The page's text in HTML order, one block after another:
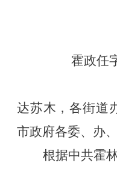
霍政任
达苏木，各街道
市政府各委、办、
根据中共霍